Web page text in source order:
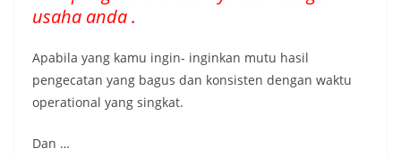
usaha anda .
Apabila yang kamu ingin- inginkan mutu hasil
pengecatan yang bagus dan konsisten dengan waktu
operational yang singkat.
Dan …